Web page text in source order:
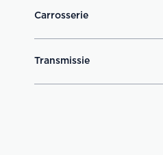
Carrosserie
Transmissie